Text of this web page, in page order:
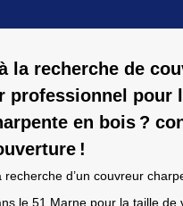
la recherche de
professionnel pour
en bois ?
!
recherche d’un couvreur
le 51 Marne pour la taille de